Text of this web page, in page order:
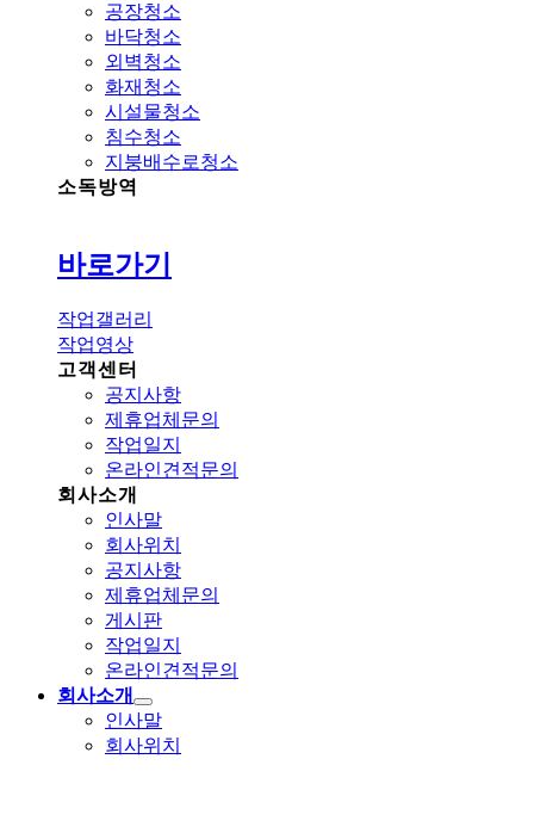
공장청소
바닥청소
외벽청소
화재청소
시설물청소
침수청소
지붕배수로청소
소독방역
바로가기
작업갤러리
작업영상
고객센터
공지사항
제휴업체문의
작업일지
온라인견적문의
회사소개
인사말
회사위치
공지사항
제휴업체문의
게시판
작업일지
온라인견적문의
회사소개
인사말
회사위치